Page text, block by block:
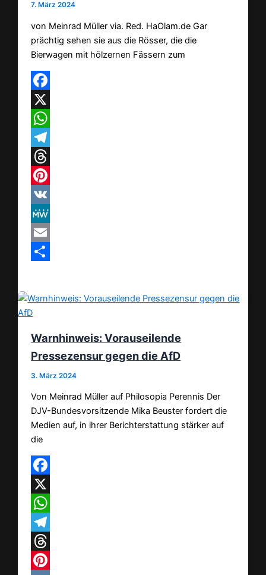
7. März 2024
von Meinrad Müller via. Red. HaOlam.de Gar
prächtig sehen sie aus die Rösser, die die
Bierwagen mit hölzernen Fässern zum
Facebook
X
WhatsApp
Telegram
Threads
Pinterest
VK
MeWe
Email
Warnhinweis: Vorauseilende
Pressezensur gegen die AfD
3. März 2024
Von Meinrad Müller auf Philosopia Perennis Der
DJV-Bundesvorsitzende Mika Beuster fordert die
Medien auf, in ihrer Berichterstattung stärker auf
die
Facebook
X
WhatsApp
Telegram
Threads